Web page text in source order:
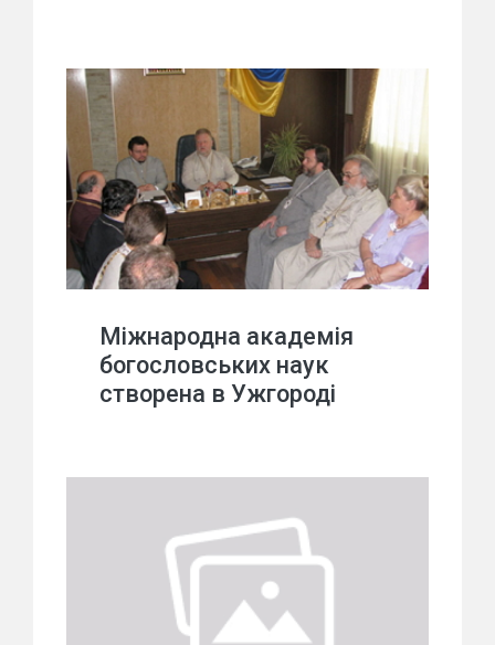
Міжнародна академія
богословських наук
створена в Ужгороді